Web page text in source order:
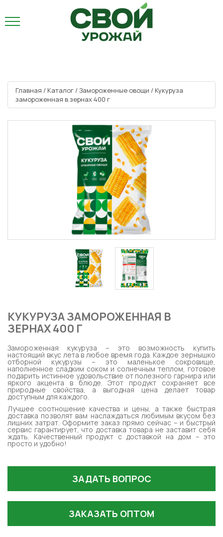
Главная / Каталог / Замороженные овощи / Кукуруза
замороженная в зернах 400 г
КУКУРУЗА ЗАМОРОЖЕННАЯ В
ЗЕРНАХ 400 Г
Замороженная кукуруза – это возможность купить
настоящий вкус лета в любое время года. Каждое зернышко
отборной кукурузы – это маленькое сокровище,
наполненное сладким соком и солнечным теплом, готовое
подарить истинное удовольствие от полезного гарнира или
яркого акцента в блюде. Этот продукт сохраняет все
природные свойства, а выгодная цена делает товар
доступным для каждого.
Лучшее соотношение качества и цены, а также быстрая
доставка позволят вам наслаждаться любимым вкусом без
лишних затрат. Оформите заказ прямо сейчас – и быстрый
сервис гарантирует, что доставка товара не заставит себя
ждать. Качественный продукт с доставкой на дом – это
просто и удобно!
ЗАДАТЬ ВОПРОС
ЗАКАЗАТЬ ОПТОМ